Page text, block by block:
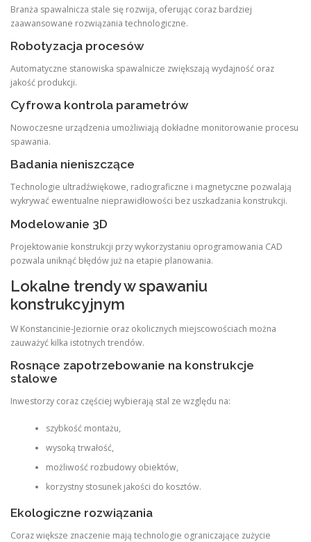
Branża spawalnicza stale się rozwija, oferując coraz bardziej
zaawansowane rozwiązania technologiczne.
Robotyzacja procesów
Automatyczne stanowiska spawalnicze zwiększają wydajność oraz
jakość produkcji.
Cyfrowa kontrola parametrów
Nowoczesne urządzenia umożliwiają dokładne monitorowanie procesu
spawania.
Badania nieniszczące
Technologie ultradźwiękowe, radiograficzne i magnetyczne pozwalają
wykrywać ewentualne nieprawidłowości bez uszkadzania konstrukcji.
Modelowanie 3D
Projektowanie konstrukcji przy wykorzystaniu oprogramowania CAD
pozwala uniknąć błędów już na etapie planowania.
Lokalne trendy w spawaniu
konstrukcyjnym
W Konstancinie-Jeziornie oraz okolicznych miejscowościach można
zauważyć kilka istotnych trendów.
Rosnące zapotrzebowanie na konstrukcje
stalowe
Inwestorzy coraz częściej wybierają stal ze względu na:
szybkość montażu,
wysoką trwałość,
możliwość rozbudowy obiektów,
korzystny stosunek jakości do kosztów.
Ekologiczne rozwiązania
Coraz większe znaczenie mają technologie ograniczające zużycie